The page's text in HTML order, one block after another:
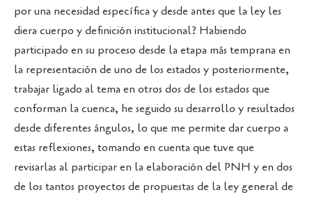
por una necesidad específica y desde antes que la ley les
diera cuerpo y definición institucional? Habiendo
participado en su proceso desde la etapa más temprana en
la representación de uno de los estados y posteriormente,
trabajar ligado al tema en otros dos de los estados que
conforman la cuenca, he seguido su desarrollo y resultados
desde diferentes ángulos, lo que me permite dar cuerpo a
estas reflexiones, tomando en cuenta que tuve que
revisarlas al participar en la elaboración del PNH y en dos
de los tantos proyectos de propuestas de la ley general de